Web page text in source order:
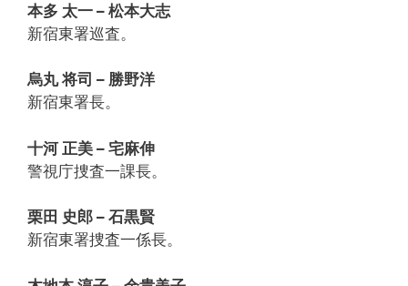
本多 太一 – 松本大志
新宿東署巡査。
烏丸 将司 – 勝野洋
新宿東署長。
十河 正美 – 宅麻伸
警視庁捜査一課長。
栗田 史郎 – 石黒賢
新宿東署捜査一係長。